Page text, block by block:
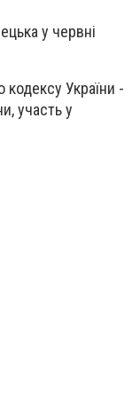
у червні
кодексу України -
участь у